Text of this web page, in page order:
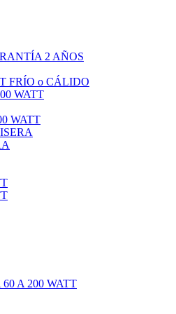
2 AÑOS
FRÍO o CÁLIDO
WATT
WATT
A 200 WATT